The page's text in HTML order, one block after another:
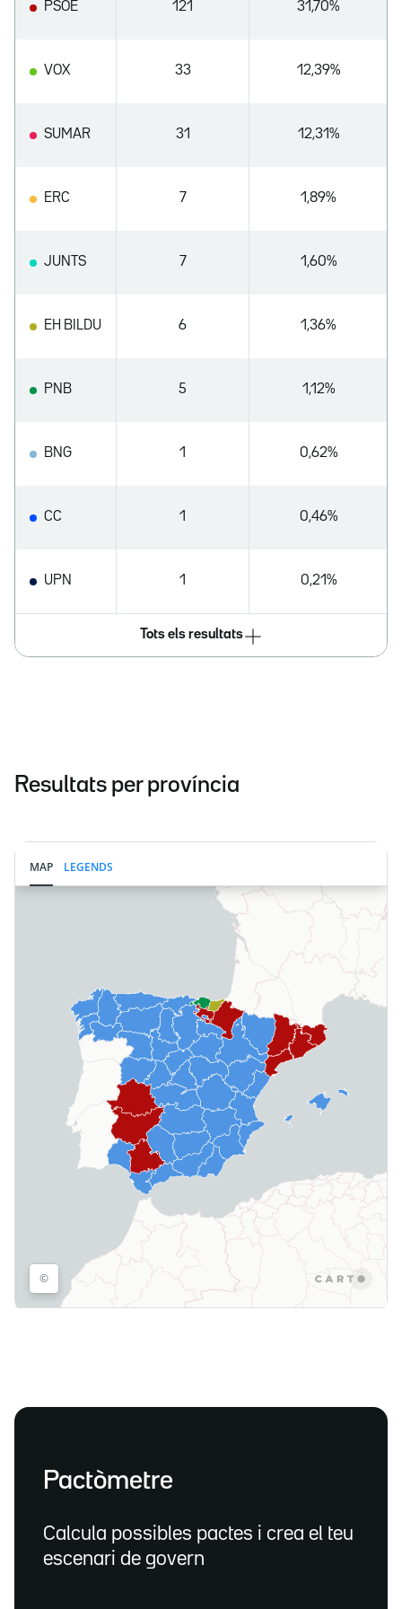
PSOE 121 31,70%
VOX 33 12,39%
SUMAR 31 12,31%
ERC 7 1,89%
JUNTS 7 1,60%
EH BILDU 6 1,36%
PNB 5 1,12%
BNG 1 0,62%
CC 1 0,46%
UPN 1 0,21%
Tots els resultats
Resultats per província
Pactòmetre
Calcula possibles pactes i crea el teu
escenari de govern